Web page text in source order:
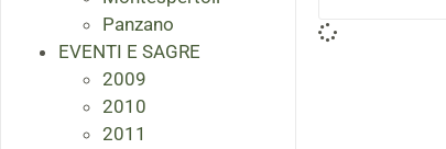
Panzano
EVENTI E SAGRE
2009
2010
2011